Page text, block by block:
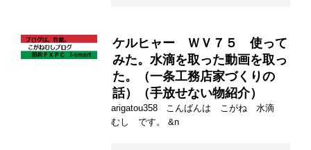
ケルヒャー ＷＶ７５ 使って
みた。水滴を取った動画を取っ
た。（一条工務店家づくりの
話）（手放せない物紹介）
arigatou358 こんばんは こがね 水滴
むし です。 &n